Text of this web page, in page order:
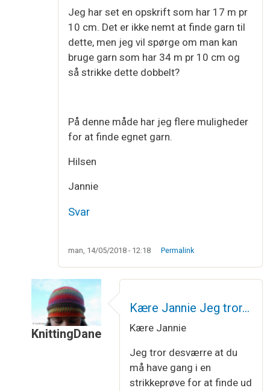
Jeg har set en opskrift som har 17 m pr
10 cm. Det er ikke nemt at finde garn til
dette, men jeg vil spørge om man kan
bruge garn som har 34 m pr 10 cm og
så strikke dette dobbelt?
På denne måde har jeg flere muligheder
for at finde egnet garn.
Hilsen
Jannie
Svar
man, 14/05/2018 - 12:18 Permalink
KnittingDane
strikkefasthedafjannie
Kære Jannie Jeg tror…
Kære Jannie
Jeg tror desværre at du
må have gang i en
strikkeprøve for at finde ud